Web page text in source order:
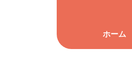
ホーム